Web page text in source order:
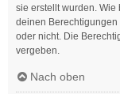
sie erstellt wurden.
deinen
oder nicht. Die
vergeben.
Nach oben